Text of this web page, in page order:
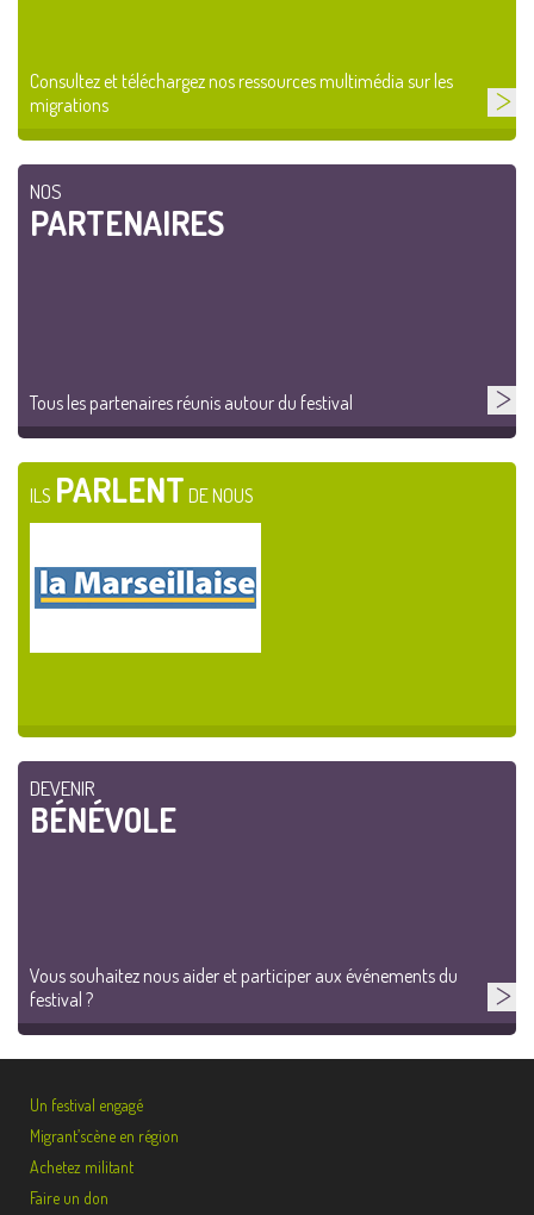
Consultez et téléchargez nos ressources multimédia sur les
migrations
NOS
PARTENAIRES
Tous les partenaires réunis autour du festival
ILS PARLENT DE NOUS
DEVENIR
BÉNÉVOLE
Vous souhaitez nous aider et participer aux événements du
festival ?
Un festival engagé
Migrant’scène en région
Achetez militant
Faire un don